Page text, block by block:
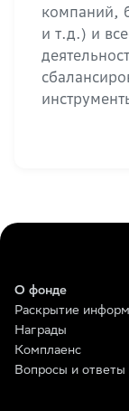
компаний,
и т.д.) и
О фонде
Раскрытие
Награды
Комплаенс
Вопросы и ответы